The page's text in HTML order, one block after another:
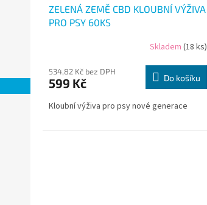
ZELENÁ ZEMĚ CBD KLOUBNÍ VÝŽIVA
PRO PSY 60KS
Skladem (18 ks)
534,82 Kč bez DPH
599 Kč Do košíku
Kloubní výživa pro psy nové generace